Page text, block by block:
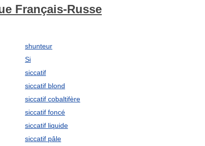
Français-Russe
shunteur
Si
siccatif
siccatif blond
siccatif cobaltifère
siccatif foncé
siccatif liquide
siccatif pâle